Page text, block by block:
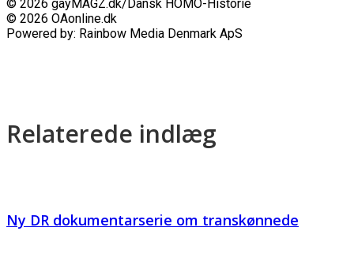
© 2026 gayMAGZ.dk/Dansk HOMO-Historie
© 2026 OAonline.dk
Powered by: Rainbow Media Denmark ApS
Relaterede indlæg
Ny DR dokumentarserie om transkønnede